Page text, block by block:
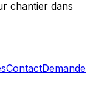
chantier dans
ContactDemande